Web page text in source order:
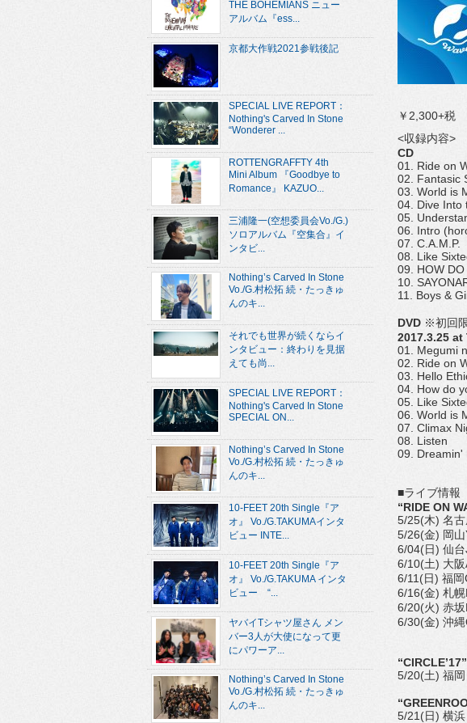
￥2,300+税
<収録内容>
CD
01. Ride on
02. Fantasic
03. World is
04. Dive Into
05.
06. Intro
07. C.A.M.P.
08. Like
09. HOW
10.
11. Boys &
DVD ※初回
2017.3.25 at
01. Megumi
02. Ride on
03. Hello
04. How do
05. Like
06. World is
07. Climax
08. Listen
09. Dreamin'
■ライブ情報
“RIDE ON
5/25(木) 名
5/26(金) 岡山
6/04(日) 仙
6/10(土) 大
6/11(日) 福岡
6/16(金) 札幌
6/20(火) 赤
6/30(金) 沖
“CIRCLE’17”
5/20(土) 福
5/21(日) 横
THE BOHEMIANS ニュー
アルバム『ess...
京都大作戦2021参戦後記
SPECIAL LIVE REPORT：
Nothing's Carved In Stone
“Wonderer ...
ROTTENGRAFFTY 4th
Mini Album 『Goodbye to
Romance』 KAZUO...
三浦隆一(空想委員会Vo./G.)
ソロアルバム『空集合』イ
ンタビ...
Nothing’s Carved In Stone
Vo./G.村松拓 続・たっきゅ
んのキ...
それでも世界が続くならイ
ンタビュー：終わりを見据
えても尚...
SPECIAL LIVE REPORT：
Nothing's Carved In Stone
SPECIAL ON...
Nothing’s Carved In Stone
Vo./G.村松拓 続・たっきゅ
んのキ...
10-FEET 20th Single『ア
オ』 Vo./G.TAKUMAインタ
ビュー INTE...
10-FEET 20th Single『ア
オ』 Vo./G.TAKUMA インタ
ビュー “...
ヤバイTシャツ屋さん メン
バー3人が大使になって更
にパワーア...
Nothing’s Carved In Stone
Vo./G.村松拓 続・たっきゅ
んのキ...